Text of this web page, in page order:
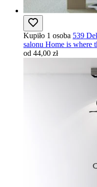
Kupiło 1 osoba 539
salonu Home is where
od 44,00 zł